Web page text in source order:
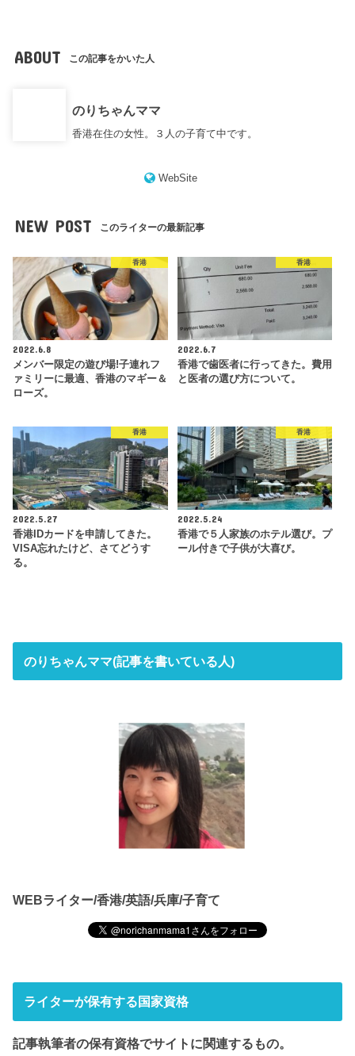
ABOUT この記事をかいた人
のりちゃんママ
香港在住の女性。３人の子育て中です。
WebSite
NEW POST このライターの最新記事
香港
2022.6.8
メンバー限定の遊び場!子連れフ
ァミリーに最適、香港のマギー＆
ローズ。
香港
2022.6.7
香港で歯医者に行ってきた。費用
と医者の選び方について。
香港
2022.5.27
香港IDカードを申請してきた。
VISA忘れたけど、さてどうす
る。
香港
2022.5.24
香港で５人家族のホテル選び。プ
ール付きで子供が大喜び。
のりちゃんママ(記事を書いている人)
WEBライター/香港/英語/兵庫/子育て
ライターが保有する国家資格
記事執筆者の保有資格でサイト に関連するもの。